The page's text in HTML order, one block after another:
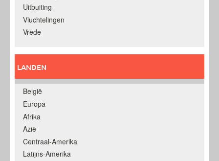
Uitbuiting
Vluchtelingen
Vrede
LANDEN
België
Europa
Afrika
Azië
Centraal-Amerika
Latijns-Amerika